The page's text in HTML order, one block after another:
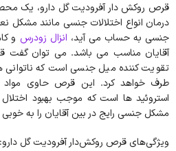
قرص روکش دار آفرودیت گل دارو، یک
درمان انواع اختلالات جنسی مانند مشکل
جنسی به حساب می آید، انزال زودرس و
آقایان مناسب می باشد. می توان گفت
تقویت کننده میل جنسی است که
طرف خواهد کرد. این قرص حاوی مواد
استروئید ها است که موجب بهبود
مشکل جنسی رایج در بین آقایان را به
ویژگی‌های قرص روکش‌دار آفرودیت گل دارو: